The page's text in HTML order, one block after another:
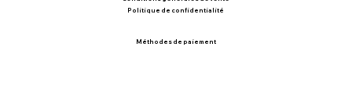
Politique de confidentialité
Méthodes de paiement